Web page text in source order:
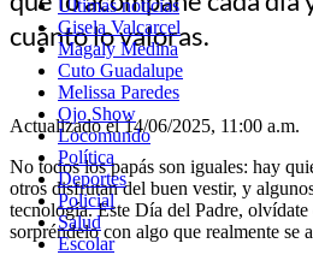
Últimas noticias
Gisela Valcarcel
Magaly Medina
Cuto Guadalupe
Melissa Paredes
Ojo Show
Locomundo
Política
Deportes
Policial
Salud
Escolar
cuánto lo valoras.
Actualizado el 14/06/2025, 11:00 a.m.
No todos los papás son iguales: hay
otros disfrutan del buen vestir, y
tecnología. Este Día del Padre,
sorpréndelo con algo que realmente se